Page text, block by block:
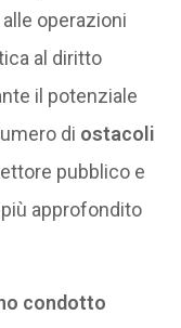
operazioni
al diritto
il potenziale
di ostacoli
pubblico e
approfondito
condotto